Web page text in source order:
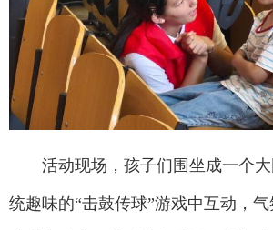
活动现场，孩子们围坐成一个大
统趣味的“击鼓传球”游戏中互动，气